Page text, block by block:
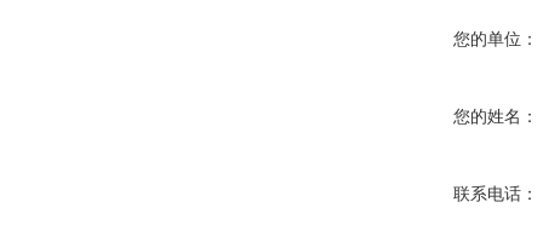
您的单位：
您的姓名：
联系电话：